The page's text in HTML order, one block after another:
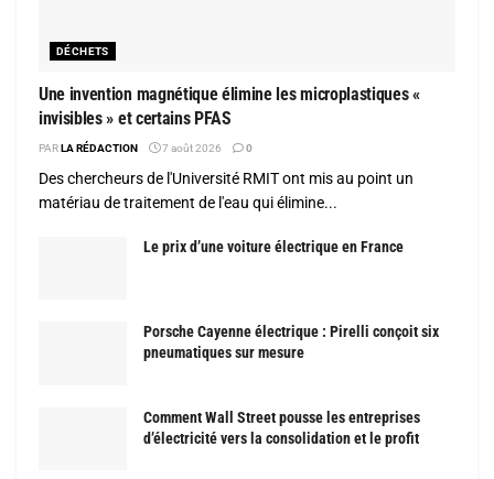
DÉCHETS
Une invention magnétique élimine les microplastiques «
invisibles » et certains PFAS
PARLA RÉDACTION 7 août 2026 0
Des chercheurs de l'Université RMIT ont mis au point un
matériau de traitement de l'eau qui élimine...
Le prix d’une voiture électrique en France
Porsche Cayenne électrique : Pirelli conçoit six
pneumatiques sur mesure
Comment Wall Street pousse les entreprises
d’électricité vers la consolidation et le profit